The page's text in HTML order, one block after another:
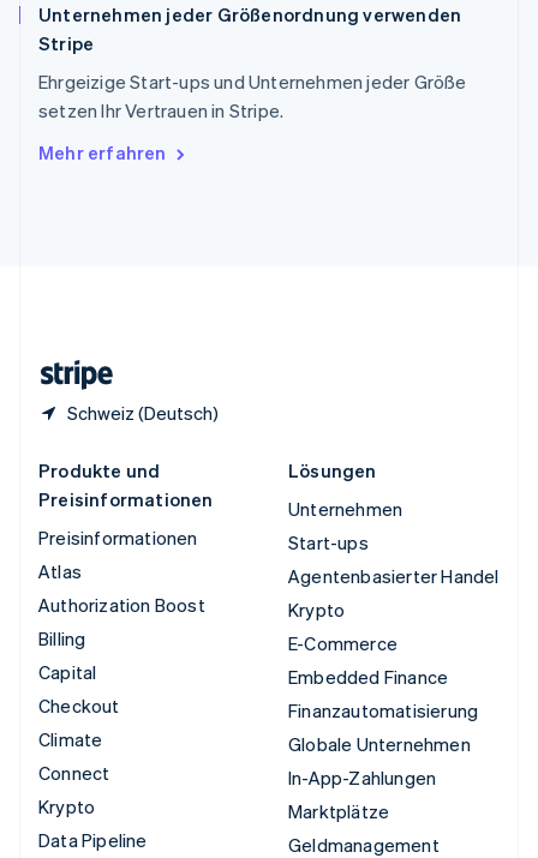
Unternehmen jeder Größenordnung verwenden
Stripe
Ehrgeizige Start-ups und Unternehmen jeder Größe
setzen Ihr Vertrauen in Stripe.
Mehr erfahren
Schweiz (Deutsch)
EspañolEnglish
Thailand
Tschechische Republik
English
English
Produkte und
Preisinformationen
Preisinformationen
Atlas
Authorization Boost
Billing
Capital
Checkout
Climate
Connect
Krypto
Data Pipeline
Lösungen
Unternehmen
Start-ups
Agentenbasierter Handel
Krypto
E-Commerce
Embedded Finance
Finanzautomatisierung
Globale Unternehmen
In-App-Zahlungen
Marktplätze
Geldmanagement